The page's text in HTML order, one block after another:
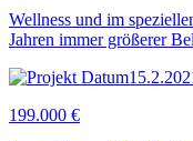
Wellness und im
Jahren immer größerer
199.000 €